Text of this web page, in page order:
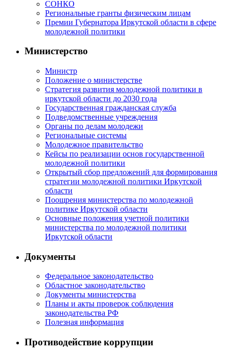
СОНКО
Региональные гранты физическим лицам
Премии Губернатора Иркутской области в сфере
молодежной политики
Министерство
Министр
Положение о министерстве
Стратегия развития молодежной политики в
иркутской области до 2030 года
Государственная гражданская служба
Подведомственные учреждения
Органы по делам молодежи
Региональные системы
Молодежное правительство
Кейсы по реализации основ государственной
молодежной политики
Открытый сбор предложений для формирования
стратегии молодежной политики Иркутской
области
Поощрения министерства по молодежной
политике Иркутской области
Основные положения учетной политики
министерства по молодежной политики
Иркутской области
Документы
Федеральное законодательство
Областное законодательство
Документы министерства
Планы и акты проверок соблюдения
законодательства РФ
Полезная информация
Противодействие коррупции